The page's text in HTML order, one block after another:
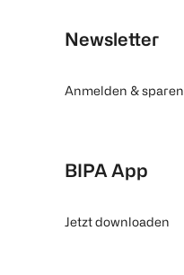
Newsletter
Anmelden & sparen
BIPA App
Jetzt downloaden